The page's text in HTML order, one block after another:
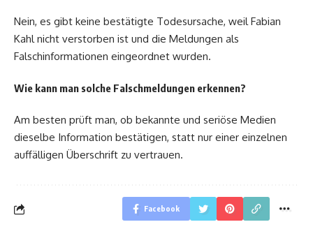
Nein, es gibt keine bestätigte Todesursache, weil Fabian
Kahl nicht verstorben ist und die Meldungen als
Falschinformationen eingeordnet wurden.
Wie kann man solche Falschmeldungen erkennen?
Am besten prüft man, ob bekannte und seriöse Medien
dieselbe Information bestätigen, statt nur einer einzelnen
auffälligen Überschrift zu vertrauen.
Facebook